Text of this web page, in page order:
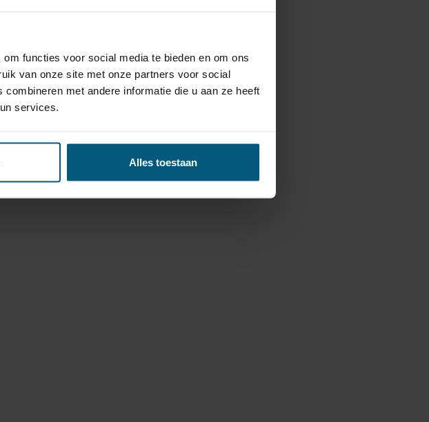
functies voor social media te bieden en om ons
van onze site met onze partners voor social
met andere informatie die u aan ze heeft
services.
Alles toestaan
modellen: